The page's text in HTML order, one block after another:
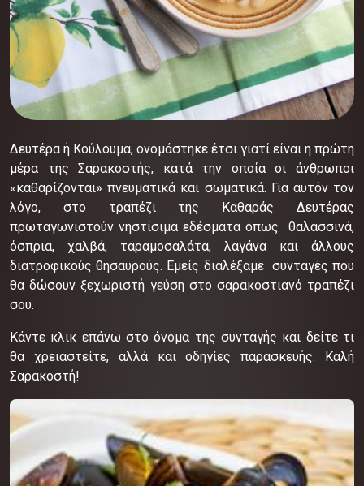
Δευτέρα ή Κούλουμα, ονομάστηκε έτσι γιατί είναι η πρώτη
μέρα της Σαρακοστής, κατά την οποία οι άνθρωποι
«καθαρίζονται» πνευματικά και σωματικά. Για αυτόν τον
λόγο, στο τραπέζι της Καθαράς Δευτέρας
πρωταγωνιστούν νηστίσιμα εδέσματα όπως θαλασσινά,
όσπρια, χαλβά, ταραμοσαλάτα, λαγάνα και άλλους
διατροφικούς θησαυρούς. Εμείς διαλέξαμε συνταγές που
θα δώσουν ξεχωριστή γεύση στο σαρακοστιανό τραπέζι
σου.
Κάντε κλικ επάνω στο όνομα της συνταγής και δείτε τι
θα χρειαστείτε, αλλά και οδηγίες παρασκευής. Καλή
Σαρακοστή!